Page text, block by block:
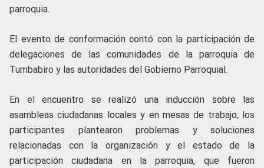
parroquia.
El evento de conformación contó con la participación de
delegaciones de las comunidades de la parroquia de
Tumbabiro y las autoridades del Gobierno Parroquial.
En el encuentro se realizó una inducción sobre las
asambleas ciudadanas locales y en mesas de trabajo, los
participantes plantearon problemas y soluciones
relacionadas con la organización y el estado de la
participación ciudadana en la parroquia, que fueron